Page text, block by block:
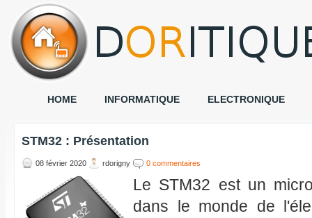
HOME INFORMATIQUE ELECTRONIQUE
STM32 : Présentation
08 février 2020 rdorigny 0 commentaires
Le STM32 est un
dans le monde de